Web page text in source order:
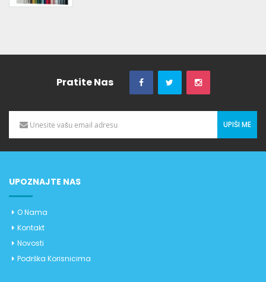
Pratite Nas
UPIŠI ME
UPOZNAJTE NAS
O Nama
Kontakt
Novosti
Podrška Korisnicima